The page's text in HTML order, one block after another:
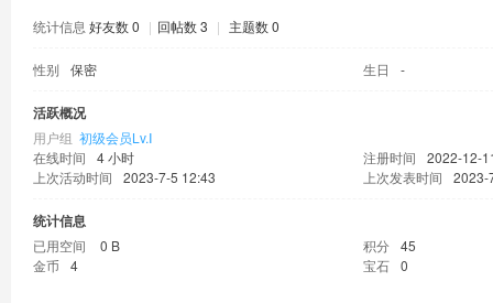
统计信息 好友数 0 | 回帖数 3 | 主题数 0
性别 保密 生日 -
活跃概况
用户组 初级会员Lv.Ⅰ
在线时间
4 小时 注册时间
2022-12-
上次活动时间
2023-7-5 12:43 上次发表时间 2023-
统计信息
已用空间 0 B 积分 45
金币
4 宝石 0